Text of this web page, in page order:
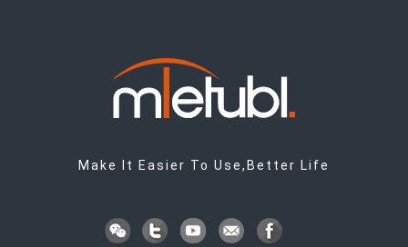
Make It Easier To Use,Better Life